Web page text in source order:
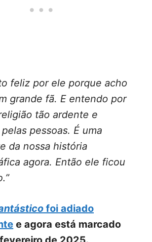
feliz por ele porque acho
grande fã. E entendo por
tão ardente e
pessoas. É uma
da nossa história
agora. Então ele ficou
foi adiado
e agora está marcado